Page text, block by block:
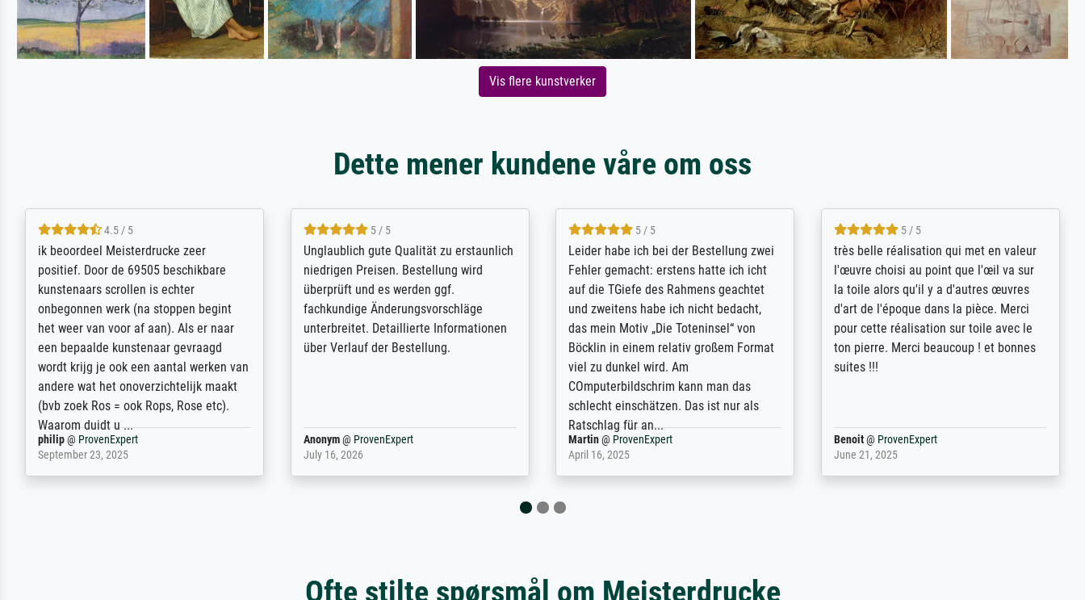
Vis flere kunstverker
Dette mener kundene våre om oss
5 / 5
Die Zufriedenheit ist auch nicht dadurch
getrübt, dass das Bild entgegen einer
angegebenen Lieferanschrift (sollte
eine Überraschung für die normannische
Ehefrau sein zum Hochzeits- gleichzeitig
auch Geburtstag sein) doch nach zu
Hause zugestellt wurde.
Jürgen@ProvenExpert
April 22, 2026
5 / 5
Excellent / Highly recommended. The
selection, ordering and payment process
were easy, shipping was efficient and
the item itself exceeds expectations. I
am based in the UK and found the site
searching for a specific print - I am very
SJL@ProvenExpert
December 2, 2025
5 / 5
The team at Meisterdrucke strives to
meet its clients demands, and provides
expert advice on how to obtain the best
results for the prints requested by the
client. The company has a vast
repertoire of prints to choose from, and
will provide excellent service also with
regards to prints which are not in that
repertoire. Highly recommended!
Anonym@ProvenExpert
April 22, 2026
5 / 5
eine große Auswahl an Bildern und
deren Reproduktionsmöglichkeiten;
wurde sehr gut durch die einzelnen
Bestellkriterien geführt, verständliche
Erklärungen, z.B. mit Bilddarstellungen,
werde auf jeden Fall meine guten
Erfahrungen weitergeben.
Anonym@ProvenExpert
May 13, 2026
Ofte stilte spørsmål om Meisterdrucke